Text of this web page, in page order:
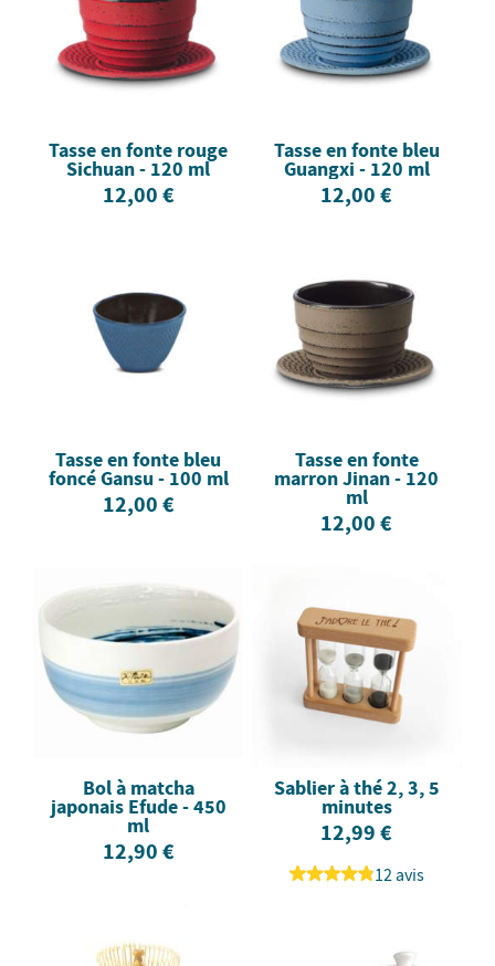
Tasse en fonte rouge
Sichuan - 120 ml
12,00 €
Tasse en fonte bleu
Guangxi - 120 ml
12,00 €
Tasse en fonte bleu
foncé Gansu - 100 ml
12,00 €
Tasse en fonte
marron Jinan - 120
ml
12,00 €
Bol à matcha
japonais Efude - 450
ml
12,90 €
Sablier à thé 2, 3, 5
minutes
12,99 €
12 avis